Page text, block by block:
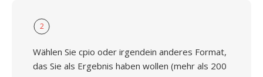
2
Wählen Sie cpio oder irgendein anderes Format,
das Sie als Ergebnis haben wollen (mehr als 200